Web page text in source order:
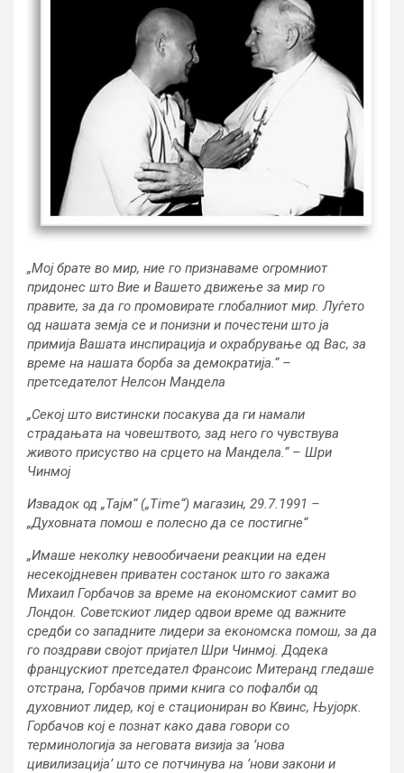
„Мој брате во мир, ние го признаваме огромниот
придонес што Вие и Вашето движење за мир го
правите, за да го промовирате глобалниот мир. Луѓето
од нашата земја се и понизни и почестени што ја
примија Вашата инспирација и охрабрување од Вас, за
време на нашата борба за демократија.“ –
претседателот Нелсон Мандела
„Секој што вистински посакува да ги намали
страдањата на човештвото, зад него го чувствува
живото присуство на срцето на Мандела.“ – Шри
Чинмој
Извадок од „Тајм“ („Time“) магазин, 29.7.1991 –
„Духовната помош е полесно да се постигне“
„Имаше неколку невообичаени реакции на еден
несекојдневен приватен состанок што го закажа
Михаил Горбачов за време на економскиот самит во
Лондон. Советскиот лидер одвои време од важните
средби со западните лидери за економска помош, за да
го поздрави својот пријател Шри Чинмој. Додека
францускиот претседател Франсоис Митеранд гледаше
отстрана, Горбачов прими книга со пофалби од
духовниот лидер, кој е стациониран во Квинс, Њујорк.
Горбачов кој е познат како дава говори со
терминологија за неговата визија за ’нова
цивилизација’ што се потчинува на ’нови закони и